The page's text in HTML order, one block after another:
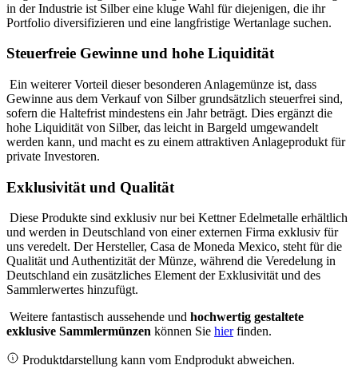
in der Industrie ist Silber eine kluge Wahl für diejenigen, die ihr
Portfolio diversifizieren und eine langfristige Wertanlage suchen.
Steuerfreie Gewinne und hohe Liquidität
Ein weiterer Vorteil dieser besonderen Anlagemünze ist, dass
Gewinne aus dem Verkauf von Silber grundsätzlich steuerfrei sind,
sofern die Haltefrist mindestens ein Jahr beträgt. Dies ergänzt die
hohe Liquidität von Silber, das leicht in Bargeld umgewandelt
werden kann, und macht es zu einem attraktiven Anlageprodukt für
private Investoren.
Exklusivität und Qualität
Diese Produkte sind exklusiv nur bei Kettner Edelmetalle erhältlich
und werden in Deutschland von einer externen Firma exklusiv für
uns veredelt. Der Hersteller, Casa de Moneda Mexico, steht für die
Qualität und Authentizität der Münze, während die Veredelung in
Deutschland ein zusätzliches Element der Exklusivität und des
Sammlerwertes hinzufügt.
Weitere fantastisch aussehende und hochwertig gestaltete
exklusive Sammlermünzen können Sie hierfinden.
Produktdarstellung kann vom Endprodukt abweichen.